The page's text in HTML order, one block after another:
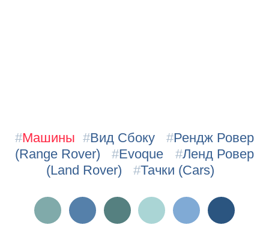
#Машины #Вид Сбоку #Рендж Ровер
(Range Rover)
#Evoque #Ленд Ровер
(Land Rover)
#Тачки (Cars)